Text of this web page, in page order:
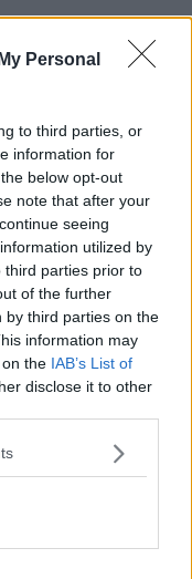
Personal
to third parties, or
information for
below opt-out
note that after your
seeing
utilized by
third parties prior to
of the further
by third parties on the
information may
the IAB’s List of
disclose it to other
grund av "disciplinära
motståndarfans?
regeln sakligt...